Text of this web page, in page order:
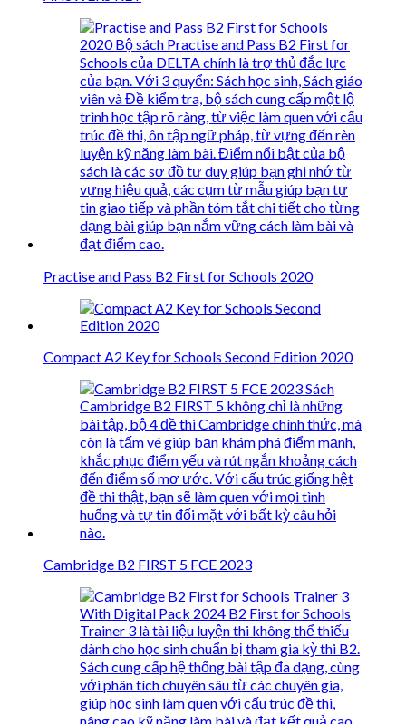
Practise and Pass B2 First for Schools 2020
Compact A2 Key for Schools Second Edition 2020
Cambridge B2 FIRST 5 FCE 2023